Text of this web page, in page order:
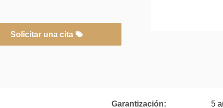
Solicitar una cita
Garantización: 5